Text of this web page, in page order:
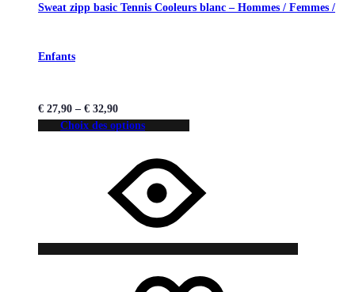
Sweat zipp basic Tennis Cooleurs blanc – Hommes / Femmes /
Enfants
€ 27,90 – € 32,90
Choix des options